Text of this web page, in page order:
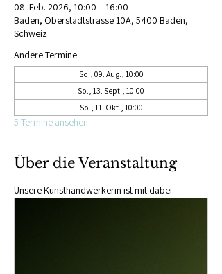
08. Feb. 2026, 10:00 – 16:00
Baden, Oberstadtstrasse 10A, 5400 Baden,
Schweiz
Andere Termine
So., 09. Aug., 10:00
So., 13. Sept., 10:00
So., 11. Okt., 10:00
5 Termine ansehen
Über die Veranstaltung
Unsere Kunsthandwerkerin ist mit dabei: